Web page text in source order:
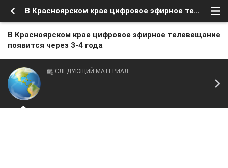
В Красноярском крае цифровое эфирное телевещание появится через 3-4 года
В Красноярском крае цифровое эфирное телевещание
появится через 3-4 года
СЛЕДУЮЩИЙ МАТЕРИАЛ